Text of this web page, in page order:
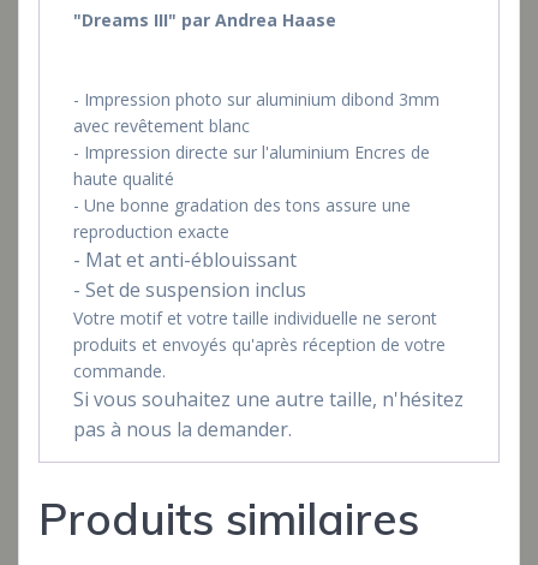
"Dreams III" par Andrea Haase
- Impression photo sur aluminium dibond 3mm
avec revêtement blanc
- Impression directe sur l'aluminium Encres de
haute qualité
- Une bonne gradation des tons assure une
reproduction exacte
- Mat et anti-éblouissant
- Set de suspension inclus
Votre motif et votre taille individuelle ne seront
produits et envoyés qu'après réception de votre
commande.
Si vous souhaitez une autre taille, n'hésitez
pas à nous la demander.
Produits similaires